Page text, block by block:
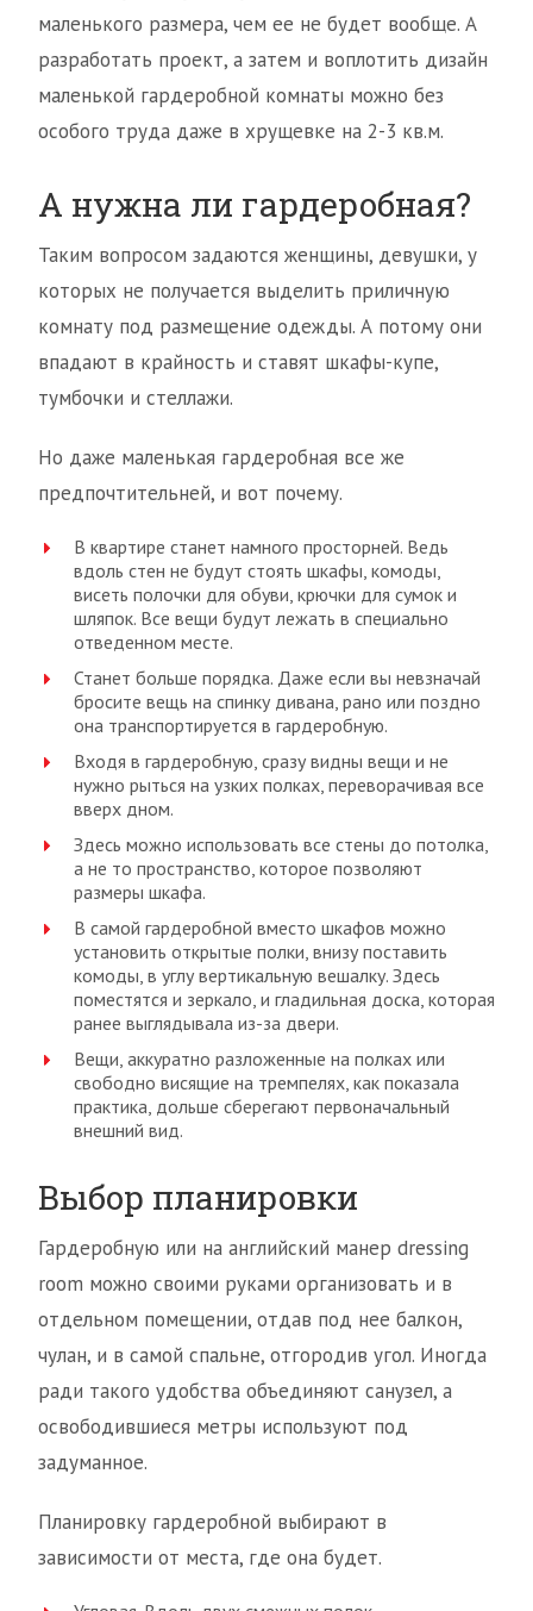
маленького размера, чем ее не будет вообще. А
разработать проект, а затем и воплотить дизайн
маленькой гардеробной комнаты можно без
особого труда даже в хрущевке на 2-3 кв.м.
А нужна ли гардеробная?
Таким вопросом задаются женщины, девушки, у
которых не получается выделить приличную
комнату под размещение одежды. А потому они
впадают в крайность и ставят шкафы-купе,
тумбочки и стеллажи.
Но даже маленькая гардеробная все же
предпочтительней, и вот почему.
В квартире станет намного просторней. Ведь
вдоль стен не будут стоять шкафы, комоды,
висеть полочки для обуви, крючки для сумок и
шляпок. Все вещи будут лежать в специально
отведенном месте.
Станет больше порядка. Даже если вы невзначай
бросите вещь на спинку дивана, рано или поздно
она транспортируется в гардеробную.
Входя в гардеробную, сразу видны вещи и не
нужно рыться на узких полках, переворачивая все
вверх дном.
Здесь можно использовать все стены до потолка,
а не то пространство, которое позволяют
размеры шкафа.
В самой гардеробной вместо шкафов можно
установить открытые полки, внизу поставить
комоды, в углу вертикальную вешалку. Здесь
поместятся и зеркало, и гладильная доска, которая
ранее выглядывала из-за двери.
Вещи, аккуратно разложенные на полках или
свободно висящие на тремпелях, как показала
практика, дольше сберегают первоначальный
внешний вид.
Выбор планировки
Гардеробную или на английский манер dressing
room можно своими руками организовать и в
отдельном помещении, отдав под нее балкон,
чулан, и в самой спальне, отгородив угол. Иногда
ради такого удобства объединяют санузел, а
освободившиеся метры используют под
задуманное.
Планировку гардеробной выбирают в
зависимости от места, где она будет.